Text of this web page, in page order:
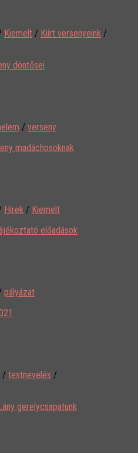
Kiemelt / Kiírt versenyeink /
döntősei
/ verseny
madáchosoknak
Hírek / Kiemelt
előadások
pályázat
/ testnevelés /
gerelycsapatunk